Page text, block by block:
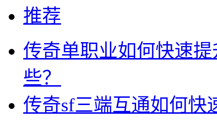
推荐
传奇单职业如何快速
些？
传奇sf三端互通如何快